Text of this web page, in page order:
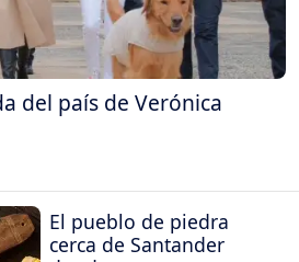
del país de Verónica
El pueblo de piedra
cerca de Santander